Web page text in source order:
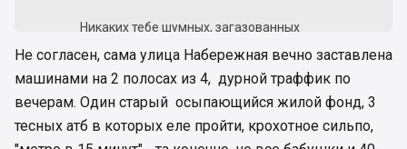
Никаких тебе шумных, загазованных
транспортных артерий.
Вся инфрастуктура в максимум 5 минутах
ходьбы
метро в 15 минутах.
И никаких тебе давящих новостроев
Не согласен, сама улица Набережная вечно заставлена
машинами на 2 полосах из 4, дурной траффик по
вечерам. Один старый осыпающийся жилой фонд, 3
тесных атб в которых еле пройти, крохотное сильпо,